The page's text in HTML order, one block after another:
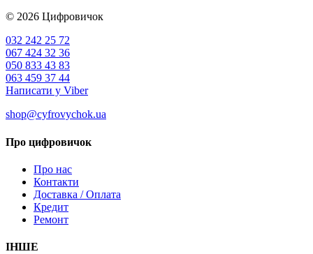
© 2026 Цифровичок
032 242 25 72
067 424 32 36
050 833 43 83
063 459 37 44
Написати у Viber
shop@cyfrovychok.ua
Про цифровичок
Про нас
Контакти
Доставка / Оплата
Кредит
Ремонт
ІНШЕ